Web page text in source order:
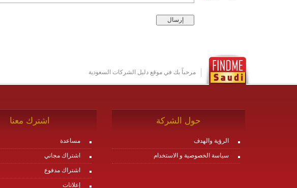
مرحباً بك في موقع دليل الشركات السعودية
حول الشركة
الرؤية والهدف
سياسة الخصوصية و الاستخدام
اشترك معنا
مساعدة
اشتراك مجاني
اشتراك مدفوع
إعلانات